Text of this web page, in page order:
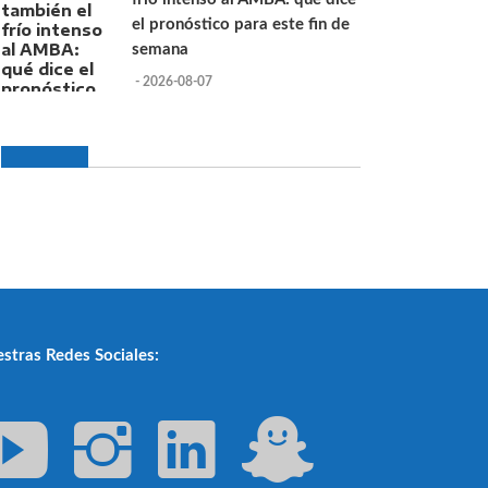
el pronóstico para este fin de
semana
- 2026-08-07
Redes Sociales: